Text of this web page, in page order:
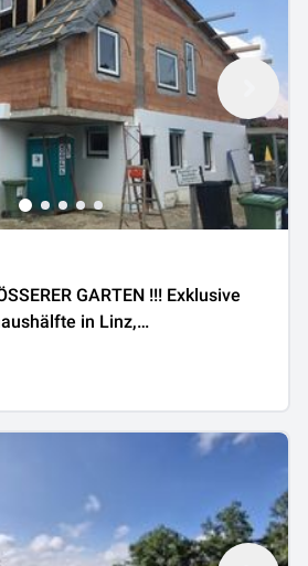
GARTEN !!! Exklusive
in Linz,
Oase!